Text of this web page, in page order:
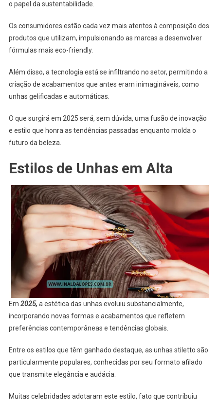
o papel da sustentabilidade.
Os consumidores estão cada vez mais atentos à composição dos
produtos que utilizam, impulsionando as marcas a desenvolver
fórmulas mais eco-friendly.
Além disso, a tecnologia está se infiltrando no setor, permitindo a
criação de acabamentos que antes eram inimagináveis, como
unhas gelificadas e automáticas.
O que surgirá em 2025 será, sem dúvida, uma fusão de inovação
e estilo que honra as tendências passadas enquanto molda o
futuro da beleza.
Estilos de Unhas em Alta
Em 2025, a estética das unhas evoluiu substancialmente,
incorporando novas formas e acabamentos que refletem
preferências contemporâneas e tendências globais.
Entre os estilos que têm ganhado destaque, as unhas stiletto são
particularmente populares, conhecidas por seu formato afilado
que transmite elegância e audácia.
Muitas celebridades adotaram este estilo, fato que contribuiu